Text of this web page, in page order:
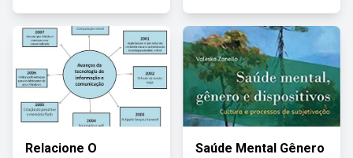
Relacione O
Saúde Mental Gênero